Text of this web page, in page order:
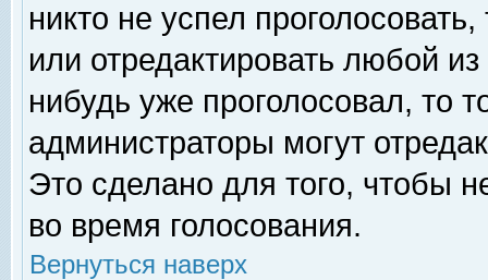
никто не успел
или отредактировать любой
нибудь уже проголосовал, то
администраторы могут
Это сделано для того, чтобы
во время голосования.
Вернуться наверх